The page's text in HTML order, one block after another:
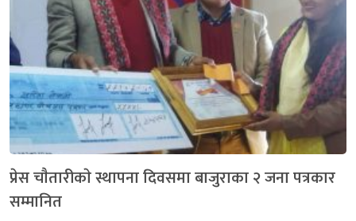
प्रेस चाैतारीकाे स्थापना दिवसमा बाजुराका २ जना पत्रकार
सम्मानित